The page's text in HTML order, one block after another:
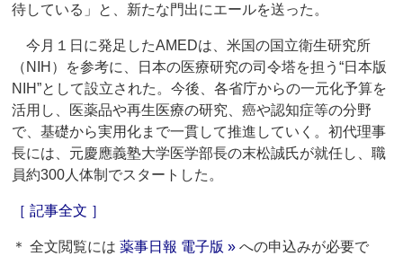
待している」と、新たな門出にエールを送った。
今月１日に発足したAMEDは、米国の国立衛生研究所
（NIH）を参考に、日本の医療研究の司令塔を担う“日本版
NIH”として設立された。今後、各省庁からの一元化予算を
活用し、医薬品や再生医療の研究、癌や認知症等の分野
で、基礎から実用化まで一貫して推進していく。初代理事
長には、元慶應義塾大学医学部長の末松誠氏が就任し、職
員約300人体制でスタートした。
［ 記事全文 ］
＊ 全文閲覧には薬事日報 電子版 » への申込みが必要で